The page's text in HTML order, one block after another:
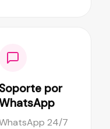
Soporte por
24/7